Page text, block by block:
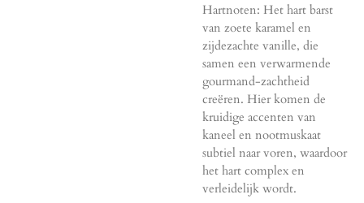
Hartnoten: Het hart barst
van zoete karamel en
zijdezachte vanille, die
samen een verwarmende
gourmand-zachtheid
creëren. Hier komen de
kruidige accenten van
kaneel en nootmuskaat
subtiel naar voren, waardoor
het hart complex en
verleidelijk wordt.